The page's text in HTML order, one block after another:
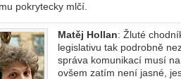
pokrytecky mlčí.
Matěj Hollan: Žluté
legislativu tak podrobně
správa komunikací musí
ovšem zatím není jasné,